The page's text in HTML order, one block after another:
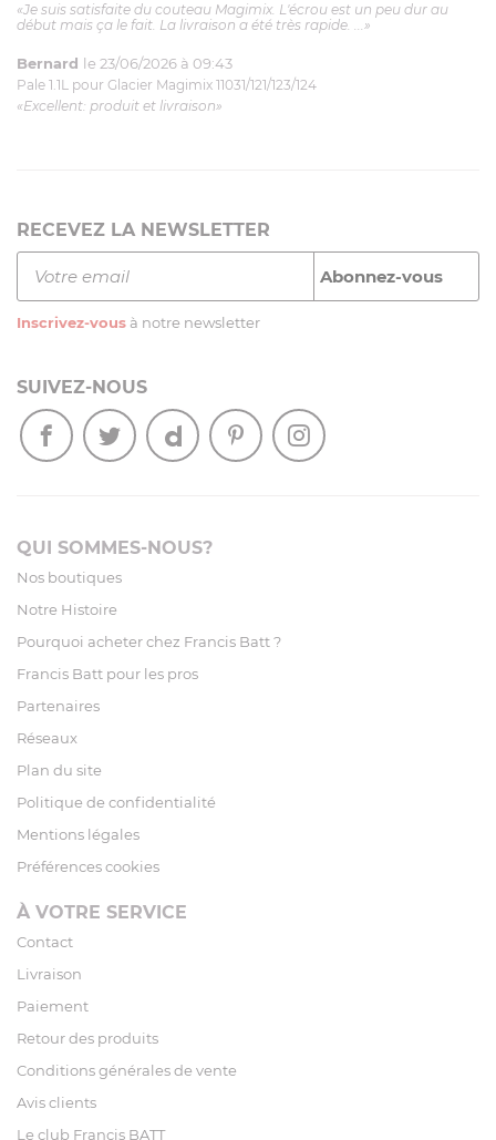
«Je suis satisfaite du couteau Magimix. L'écrou est un peu dur au
début mais ça le fait. La livraison a été très rapide. ...»
Bernard le 23/06/2026 à 09:43
Pale 1.1L pour Glacier Magimix 11031/121/123/124
«Excellent: produit et livraison»
RECEVEZ LA NEWSLETTER
Inscrivez-vous à notre newsletter
SUIVEZ-NOUS
QUI SOMMES-NOUS?
Nos boutiques
Notre Histoire
Pourquoi acheter chez Francis Batt ?
Francis Batt pour les pros
Partenaires
Réseaux
Plan du site
Politique de confidentialité
Mentions légales
Préférences cookies
À VOTRE SERVICE
Contact
Livraison
Paiement
Retour des produits
Conditions générales de vente
Avis clients
Le club Francis BATT